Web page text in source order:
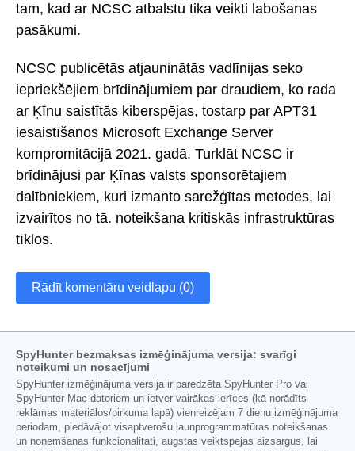
tam, kad ar NCSC atbalstu tika veikti labošanas
pasākumi.
NCSC publicētās atjauninātās vadlīnijas seko
iepriekšējiem brīdinājumiem par draudiem, ko rada
ar Ķīnu saistītās kiberspējas, tostarp par APT31
iesaistīšanos Microsoft Exchange Server
kompromitācijā 2021. gadā. Turklāt NCSC ir
brīdinājusi par Ķīnas valsts sponsorētajiem
dalībniekiem, kuri izmanto sarežģītas metodes, lai
izvairītos no tā. noteikšana kritiskās infrastruktūras
tīklos.
Rādīt komentāru veidlapu (0)
SpyHunter bezmaksas izmēģinājuma versija: svarīgi
noteikumi un nosacījumi
SpyHunter izmēģinājuma versija ir paredzēta SpyHunter Pro vai
SpyHunter Mac datoriem un ietver vairākas ierīces (kā norādīts
reklāmas materiālos/pirkuma lapā) vienreizējam 7 dienu izmēģinājuma
periodam, piedāvājot visaptverošu ļaunprogrammatūras noteikšanas
un noņemšanas funkcionalitāti, augstas veiktspējas aizsargus, lai